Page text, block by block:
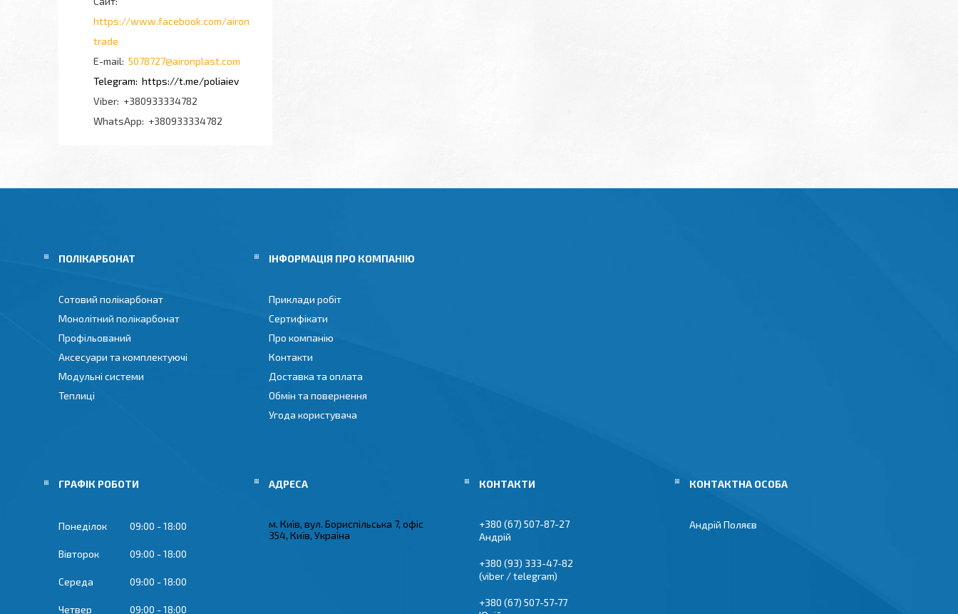
https://www.facebook.com/airon
trade
5078727@aironplast.com
https://t.me/poliaiev
+380933334782
+380933334782
ПОЛІКАРБОНАТ
Сотовий полікарбонат
Монолітний полікарбонат
Профільований
Аксесуари та комплектуючі
Модульні системи
Теплиці
ІНФОРМАЦІЯ ПРО КОМПАНІЮ
Приклади робіт
Сертифікати
Про компанію
Контакти
Доставка та оплата
Обмін та повернення
Угода користувача
ГРАФІК РОБОТИ
Понеділок 09:00 18:00
Вівторок 09:00 18:00
Середа 09:00 18:00
Четвер 09:00 18:00
м. Київ, вул. Бориспільська 7, офіс
354, Київ, Україна
+380 (67) 507-87-27
Андрій
+380 (93) 333-47-82
(viber / telegram)
+380 (67) 507-57-77
Андрій Поляєв